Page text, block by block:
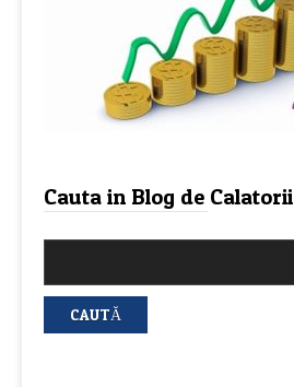
Cauta in Blog de Calatorii